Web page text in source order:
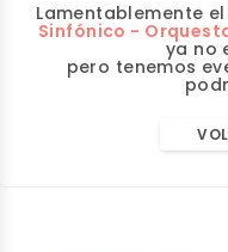
Lamentablemente
Sinfónico -
ya no
pero tenemos